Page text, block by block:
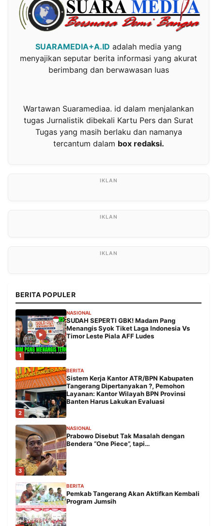
SUARAMEDIA+A.ID adalah media yang
menyajikan seputar berita informasi yang akurat
berimbang dan berwawasan luas
Wartawan Suaramediaa. id dalam menjalankan
tugas Jurnalistik dibekali Kartu Pers dan Surat
Tugas yang masih berlaku dan namanya
tercantum dalam box redaksi.
BERITA POPULER
1
NASIONAL
SUDAH SEPERTI GBK! Madam Pang
Menangis Syok Tiket Laga Indonesia Vs
Timor Leste Piala AFF Ludes
2
BERITA
Sistem Kerja Kantor ATR/BPN Kabupaten
Tangerang Dipertanyakan ?, Pemohon
Layanan: Kantor Wilayah BPN Provinsi
Banten Harus Lakukan Evaluasi
3
NASIONAL
Prabowo Disebut Tak Masalah dengan
Bendera “One Piece”, tapi…
BERITA
Pemkab Tangerang Akan Aktifkan Kembali
Program Jumsih